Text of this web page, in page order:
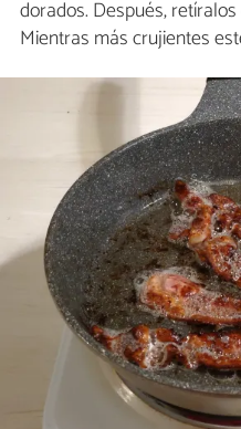
dorados. Después,
Mientras más crujientes